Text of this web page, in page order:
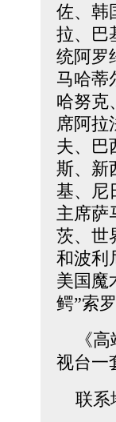
佐、韩
拉、巴
统阿罗
马哈蒂
哈努克
席阿拉
夫、巴
斯、新
基、尼
主席萨
茨、世
和波利
美国魔
鳄”索
《高
视台一
联系